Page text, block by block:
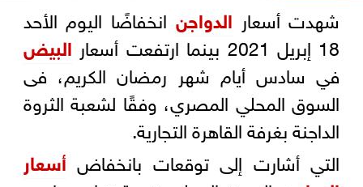
شهدت أسعار الدواجن انخفاضًا اليوم الأحد
18 إبريل 2021 بينما ارتفعت أسعار
البيض
في سادس أيام شهر رمضان الكريم، فى
السوق المحلي المصري، وفقًا لشعبة الثروة
الداجنة بغرفة القاهرة التجارية.
التي أشارت إلى توقعات بانخفاض أسعار